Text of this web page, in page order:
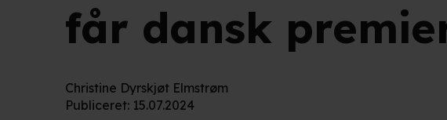
får dansk
Christine Dyrskjøt Elmstrøm
Publiceret: 15.07.2024